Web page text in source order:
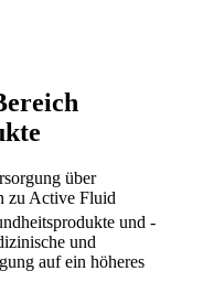
über
zu Active Fluid
und -
und
auf ein höheres